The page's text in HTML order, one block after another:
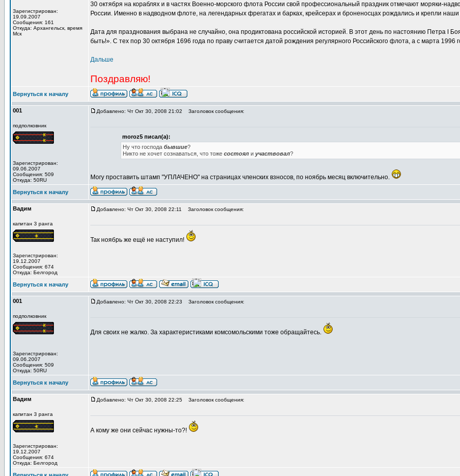
Зарегистрирован:
19.09.2007
Сообщения: 161
Откуда: Архангельск, время
Мск
30 октября на кораблях и в частях Военно-морского флота России свой профессиональный праздник отмечают моряки-
России. Именно в надводном флоте, на легендарных фрегатах и барках, крейсерах и броненосцах рождались и крепли
Дата для празднования выбрана не случайно, она продиктована российской историей. В этот день по настоянию Петра I
быть!». С тех пор 30 октября 1696 года по праву считается датой рождения регулярного Российского флота, а с марта
Дальше
Поздравляю!
Вернуться к началу
001
подполковник
Зарегистрирован:
09.06.2007
Сообщения: 509
Откуда: 50RU
Добавлено: Чт Окт 30, 2008 21:02 Заголовок сообщения:
moroz5 писал(а):
Ну что господа бывшие?
Никто не хочет сознаваться, что тоже состояли участвовал?
Могу проставить штамп "УПЛАЧЕНО" на страницах членских взносов, по ноябрь месяц включительно.
Вернуться к началу
Вадим
капитан 3 ранга
Зарегистрирован:
19.12.2007
Сообщения: 674
Откуда: Белгород
Добавлено: Чт Окт 30, 2008 22:11 Заголовок сообщения:
Так ноябрь же ещё не наступил!
Вернуться к началу
001
подполковник
Зарегистрирован:
09.06.2007
Сообщения: 509
Откуда: 50RU
Добавлено: Чт Окт 30, 2008 22:23 Заголовок сообщения:
Для своих не жалко. За характеристиками комсомольскими тоже обращайтесь.
Вернуться к началу
Вадим
капитан 3 ранга
Зарегистрирован:
19.12.2007
Сообщения: 674
Откуда: Белгород
Добавлено: Чт Окт 30, 2008 22:25 Заголовок сообщения:
А кому же они сейчас нужны-то?!